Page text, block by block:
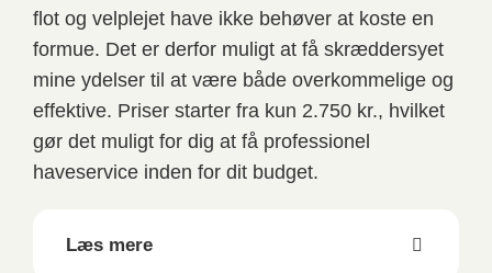
flot og velplejet have ikke behøver at koste en
formue. Det er derfor muligt at få skræddersyet
mine ydelser til at være både overkommelige og
effektive. Priser starter fra kun 2.750 kr., hvilket
gør det muligt for dig at få professionel
haveservice inden for dit budget.
Læs mere